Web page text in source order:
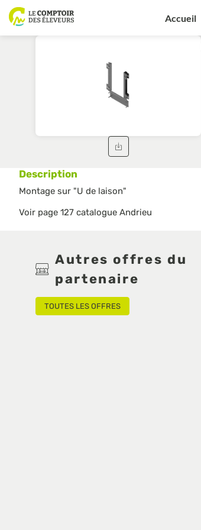
Accueil
Description
Montage sur "U de laison"
Voir page 127 catalogue Andrieu
Autres offres du
partenaire
TOUTES LES OFFRES